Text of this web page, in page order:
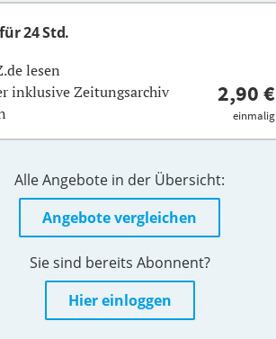
für 24 Std.
lesen
inklusive Zeitungsarchiv
2,90 €
einmalig
Alle Angebote in der Übersicht:
Angebote vergleichen
Sie sind bereits Abonnent?
Hier einloggen